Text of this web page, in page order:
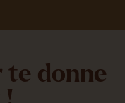
te donne